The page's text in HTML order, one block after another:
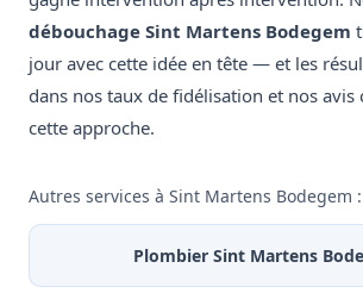
débouchage Sint Martens Bodegem
jour avec cette idée en tête — et les
dans nos taux de fidélisation et nos avis
cette approche.
Autres services à Sint Martens Bodegem :
Plombier Sint Martens